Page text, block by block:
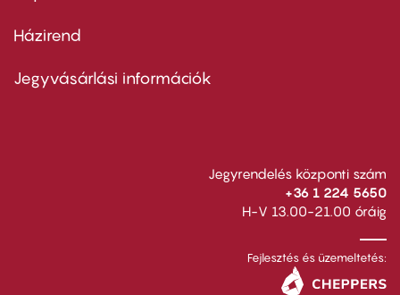
Footer
second
Házirend
Jegyvásárlási információk
Jegyrendelés központi szám
+36 1 224 5650
H-V 13.00-21.00 óráig
Fejlesztés és üzemeltetés: